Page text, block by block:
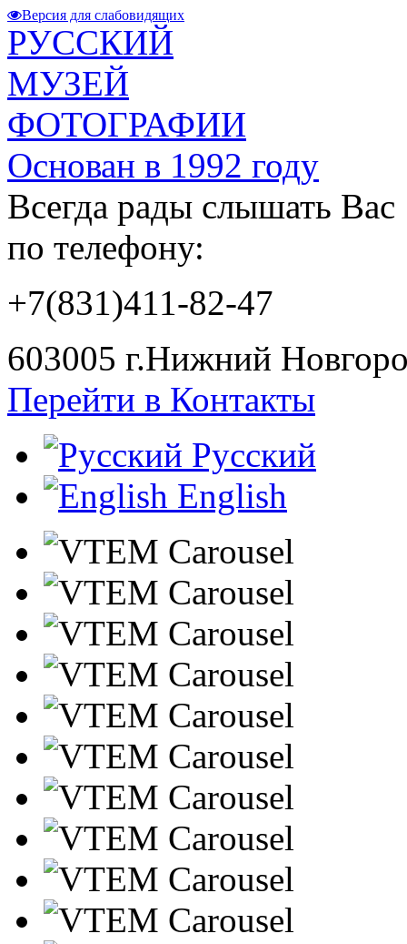
Версия для слабовидящих
РУССКИЙ
МУЗЕЙ
ФОТОГРАФИИ
Основан в 1992 году
Всегда рады слышать Вас
по телефону:
+7(831)411-82-47
603005 г.Нижний
Перейти в Контакты
Русский
English